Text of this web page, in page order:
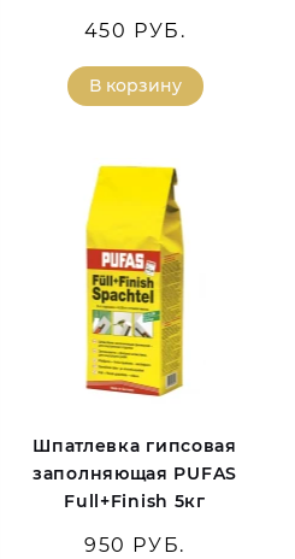
450 РУБ.
В корзину
Шпатлевка гипсовая
заполняющая PUFAS
Full+Finish 5кг
950 РУБ.